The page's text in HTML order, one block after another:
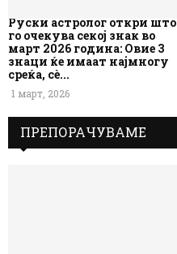
Руски астролог откри што
го очекува секој знак во
март 2026 година: Овие 3
знаци ќе имаат најмногу
среќа, сè...
1 март, 2026
ПРЕПОРАЧУВАМЕ